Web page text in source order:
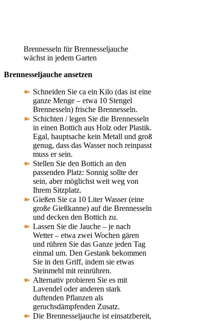
Brennesseln für Brennesseljauche
wächst in jedem Garten
Brennesseljauche ansetzen
Schneiden Sie ca ein Kilo (das ist eine
ganze Menge – etwa 10 Stengel
Brennesseln) frische Brennesseln.
Schichten / legen Sie die Brennesseln
in einen Bottich aus Holz oder Plastik.
Egal, hauptsache kein Metall und groß
genug, dass das Wasser noch reinpasst
muss er sein.
Stellen Sie den Bottich an den
passenden Platz: Sonnig sollte der
sein, aber möglichst weit weg von
Ihrem Sitzplatz.
Gießen Sie ca 10 Liter Wasser (eine
große Gießkanne) auf die Brennesseln
und decken den Bottich zu.
Lassen Sie die Jauche – je nach
Wetter – etwa zwei Wochen gären
und rühren Sie das Ganze jeden Tag
einmal um. Den Gestank bekommen
Sie in den Griff, indem sie etwas
Steinmehl mit reinrühren.
Alternativ probieren Sie es mit
Lavendel oder anderen stark
duftenden Pflanzen als
geruchsdämpfenden Zusatz.
Die Brennesseljauche ist einsatzbereit,